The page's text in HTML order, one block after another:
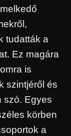
tudatták a
Ez magára
is
szintjéről és
szó. Egyes
körben
a